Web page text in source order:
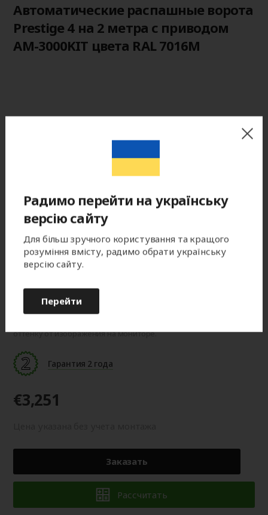
Автоматические распашные ворота
Prestige 4 на 2 метра с приводом
AM-3000KIT цвета RAL 7016M
оттенку от изображения на мониторе.
Гарантия 2 года
€3,251
Заказать
Рассчитать
Радимо перейти на українську
версію сайту
Для більш зручного користування та кращого
розуміння вмісту, радимо обрати українську
версію сайту.
Перейти